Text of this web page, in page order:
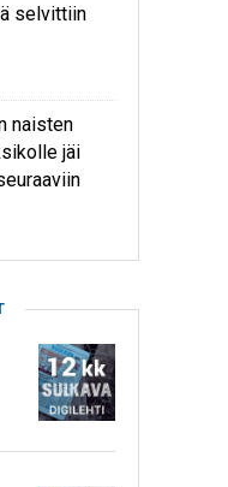
selvittiin
naisten
jäi